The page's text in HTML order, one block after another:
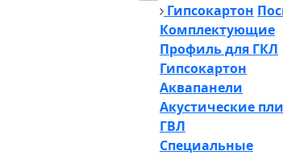
Гипсокартон
Комплектующие
Профиль для ГКЛ
Гипсокартон
Аквапанели
Акустические
ГВЛ
Специальные